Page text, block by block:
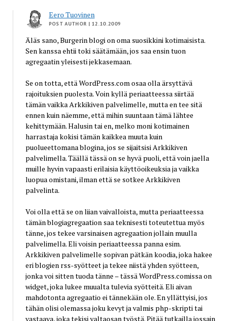
Eero Tuovinen
POST AUTHOR | 12.10.2009
Äläs sano, Burgerin blogi on oma suosikkini kotimaisista.
Sen kanssa ehtii toki säätämään, jos saa ensin tuon
agregaatin yleisesti jekkasemaan.
Se on totta, että WordPress.com osaa olla ärsyttävä
rajoituksien puolesta. Voin kyllä periaatteessa siirtää
tämän vaikka Arkkikiven palvelimelle, mutta en tee sitä
ennen kuin näemme, että mihin suuntaan tämä lähtee
kehittymään. Halusin tai en, melko moni kotimainen
harrastaja kokisi tämän kaikkea muuta kuin
puolueettomana blogina, jos se sijaitsisi Arkkikiven
palvelimella. Täällä tässä on se hyvä puoli, että voin jaella
muille hyvin vapaasti erilaisia käyttöoikeuksia ja vaikka
luopua omistani, ilman että se sotkee Arkkikiven
palvelinta.
Voi olla että se on liian vaivalloista, mutta periaatteessa
tämän blogiagregaation saa teknisesti toteutettua myös
tänne, jos tekee varsinaisen agregaation jollain muulla
palvelimella. Eli voisin periaatteessa panna esim.
Arkkikiven palvelimelle sopivan pätkän koodia, joka hakee
eri blogien rss-syötteet ja tekee niistä yhden syötteen,
jonka voi sitten tuoda tänne – tässä WordPress.comissa on
widget, joka lukee muualta tulevia syötteitä. Eli aivan
mahdotonta agregaatio ei tännekään ole. En yllättyisi, jos
tähän olisi olemassa joku kevyt ja valmis php-skripti tai
vastaava, joka tekisi valtaosan työstä. Pitää tutkailla jossain